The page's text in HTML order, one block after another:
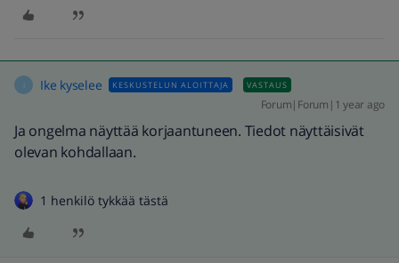
I Ike kyselee KESKUSTELUN ALOITTAJA VASTAUS
Forum|Forum|1 year ago
Ja ongelma näyttää korjaantuneen. Tiedot näyttäisivät
olevan kohdallaan.
1 henkilö tykkää tästä